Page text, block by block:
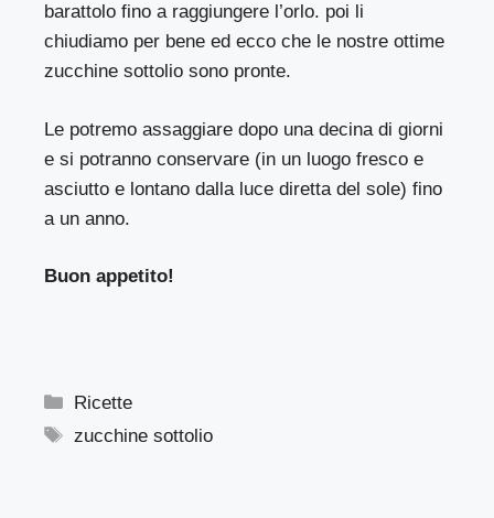
barattolo fino a raggiungere l’orlo. poi li
chiudiamo per bene ed ecco che le nostre ottime
zucchine sottolio sono pronte.
Le potremo assaggiare dopo una decina di giorni
e si potranno conservare (in un luogo fresco e
asciutto e lontano dalla luce diretta del sole) fino
a un anno.
Buon appetito!
Categorie
Ricette
Tag
zucchine sottolio